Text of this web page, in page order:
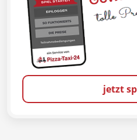
jetzt